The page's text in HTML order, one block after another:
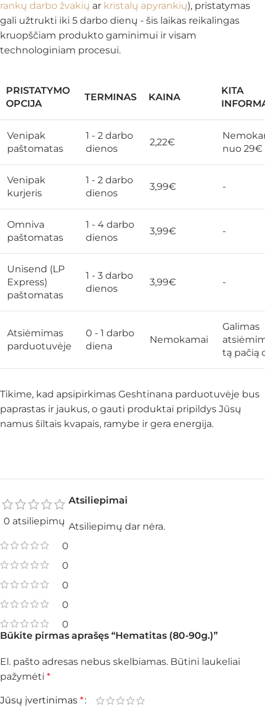
rankų darbo žvakių ar kristalų apyrankių), pristatymas
gali užtrukti iki 5 darbo dienų - šis laikas reikalingas
kruopščiam produkto gaminimui ir visam
technologiniam procesui.
PRISTATYMO
OPCIJA
TERMINAS KAINA
KITA
Venipak
paštomatas
1 - 2 darbo
dienos
2,22€
nuo 29€
Venipak
kurjeris
1 - 2 darbo
dienos
3,99€ -
Omniva
paštomatas
1 - 4 darbo
dienos
3,99€ -
Unisend (LP
Express)
paštomatas
1 - 3 darbo
dienos
3,99€ -
Atsiėmimas
parduotuvėje
0 - 1 darbo
diena
Nemokamai
Galimas
tą pačią
Tikime, kad apsipirkimas Geshtinana parduotuvėje bus
paprastas ir jaukus, o gauti produktai pripildys Jūsų
namus šiltais kvapais, ramybe ir gera energija.
0 atsiliepimų
0
0
0
0
0
Atsiliepimai
Atsiliepimų dar nėra.
Būkite pirmas aprašęs “Hematitas (80-90g.)”
El. pašto adresas nebus skelbiamas. Būtini laukeliai
pažymėti *
Jūsų įvertinimas *